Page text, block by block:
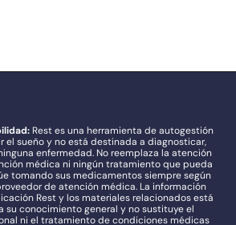
Rest es una herramienta de autogestión
el sueño y no está destinada a diagnosticar,
enfermedad. No reemplaza la atención
médica ni ningún tratamiento que pueda
tomando sus medicamentos siempre según
de atención médica. La información
Rest y los materiales relacionados está
su conocimiento general y no sustituye el
ni el tratamiento de condiciones médicas